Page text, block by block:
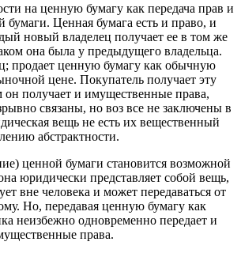
на ценную бумагу как передача прав и
бумаги. Ценная бумага есть и право, и
новый владелец получает ее в том же
она была у предыдущего владельца.
продает ценную бумагу как обычную
цене. Покупатель получает эту
он получает и имущественные права,
связаны, но воз все не заключены в
вещь не есть их вещественный
абстрактности.
ценной бумаги становится возможной
юридически представляет собой вещь,
вне человека и может передаваться от
Но, передавая ценную бумагу как
неизбежно одновременно передает и
права.